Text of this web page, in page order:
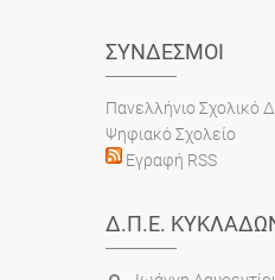
ΣΎΝΔΕΣΜΟΙ
Πανελλήνιο Σχολικό
Ψηφιακό Σχολείο
Εγραφή RSS
Δ.Π.Ε.